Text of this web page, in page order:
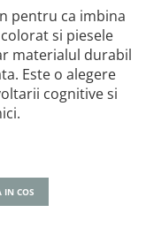
pentru ca imbina
si piesele
materialul durabil
Este o alegere
cognitive si
IN COS